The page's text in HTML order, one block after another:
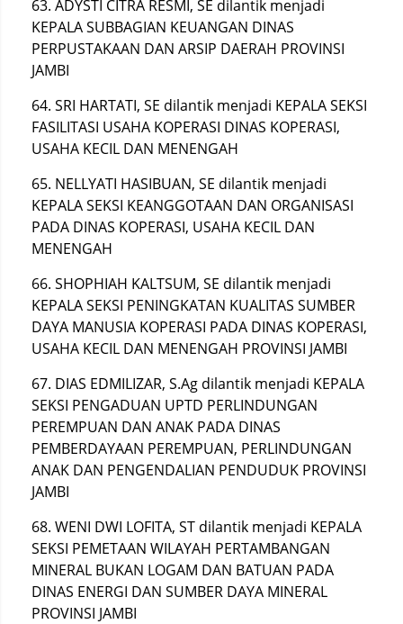
63. ADYSTI CITRA RESMI, SE dilantik menjadi
KEPALA SUBBAGIAN KEUANGAN DINAS
PERPUSTAKAAN DAN ARSIP DAERAH PROVINSI
JAMBI
64. SRI HARTATI, SE dilantik menjadi KEPALA SEKSI
FASILITASI USAHA KOPERASI DINAS KOPERASI,
USAHA KECIL DAN MENENGAH
65. NELLYATI HASIBUAN, SE dilantik menjadi
KEPALA SEKSI KEANGGOTAAN DAN ORGANISASI
PADA DINAS KOPERASI, USAHA KECIL DAN
MENENGAH
66. SΗΟΡΗΙAΗ KALTSUM, SE dilantik menjadi
KEPALA SEKSI PENINGKATAN KUALITAS SUMBER
DAYA MANUSIA KOPERASI PADA DINAS KOPERASI,
USAHA KECIL DAN MENENGAH PROVINSI JAMBI
67. DIAS EDMILIZAR, S.Ag dilantik menjadi KEPALA
SEKSI PENGADUAN UPTD PERLINDUNGAN
PEREMPUAN DAN ANAK PADA DINAS
PEMBERDAYAAN PEREMPUAN, PERLINDUNGAN
ANAK DAN PENGENDALIAN PENDUDUK PROVINSI
JAMBI
68. WENI DWI LOFITA, ST dilantik menjadi KEPALA
SEKSI PEMETAAN WILAYAH PERTAMBANGAN
MINERAL BUKAN LOGAM DAN BATUAN PADA
DINAS ENERGI DAN SUMBER DAYA MINERAL
PROVINSI JAMBI